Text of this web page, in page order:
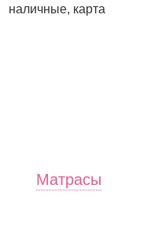
наличные, карта
Матрасы